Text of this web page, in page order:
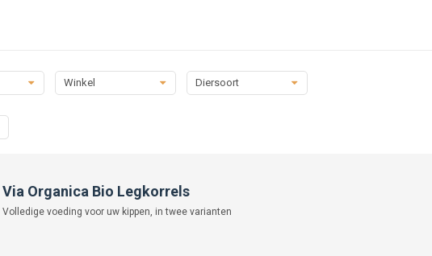
Winkel Diersoort
Via Organica Bio Legkorrels
Volledige voeding voor uw kippen, in twee varianten